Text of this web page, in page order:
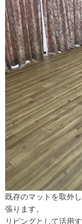
既存のマットを取外
張ります。
リビングとして活用